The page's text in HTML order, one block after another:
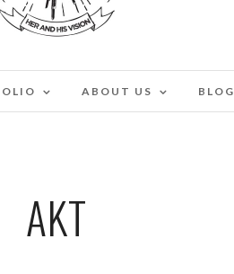
ABOUT US BLOG
AKT